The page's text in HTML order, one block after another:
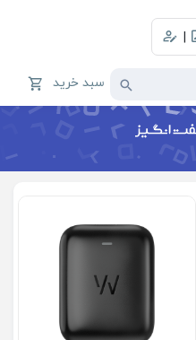
|
سبد خرید
فروش ویژه